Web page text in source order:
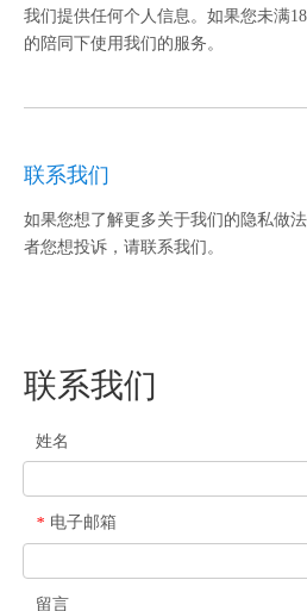
我们提供任何个人信息。如果您未满
的陪同下使用我们的服务。
联系我们
如果您想了解更多关于我们的隐私做
者您想投诉，请联系我们。
联系我们
姓名
* 电子邮箱
留言